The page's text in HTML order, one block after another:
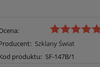
Szklany Świat
produktu: SF-147B/1